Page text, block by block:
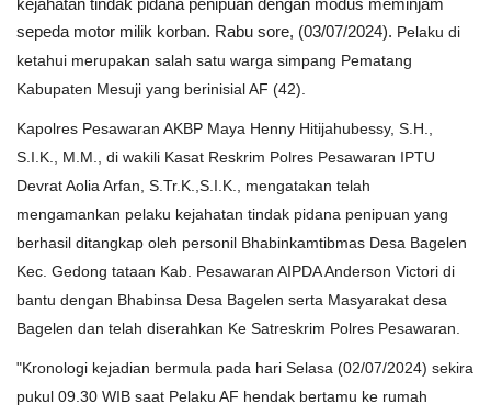
Kesehatan
Perempuan/Anak
kejahatan tindak pidana penipuan dengan modus meminjam
sepeda motor milik korban. Rabu sore, (03/07/2024). Pelaku di
ketahui merupakan salah satu warga simpang Pematang
Kabupaten Mesuji yang berinisial AF (42).
Kapolres Pesawaran AKBP Maya Henny Hitijahubessy, S.H.,
S.I.K., M.M., di wakili Kasat Reskrim Polres Pesawaran IPTU
Devrat Aolia Arfan, S.Tr.K.,S.I.K., mengatakan telah
mengamankan pelaku kejahatan tindak pidana penipuan yang
berhasil ditangkap oleh personil Bhabinkamtibmas Desa Bagelen
Kec. Gedong tataan Kab. Pesawaran AIPDA Anderson Victori di
bantu dengan Bhabinsa Desa Bagelen serta Masyarakat desa
Bagelen dan telah diserahkan Ke Satreskrim Polres Pesawaran.
"Kronologi kejadian bermula pada hari Selasa (02/07/2024) sekira
pukul 09.30 WIB saat Pelaku AF hendak bertamu ke rumah